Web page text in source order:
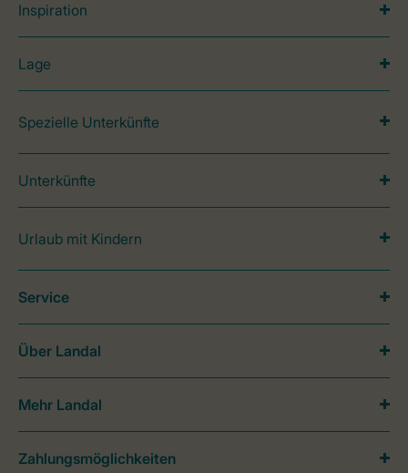
Inspiration
Lage
Spezielle Unterkünfte
Unterkünfte
Urlaub mit Kindern
Service
Über Landal
Mehr Landal
Zahlungsmöglichkeiten